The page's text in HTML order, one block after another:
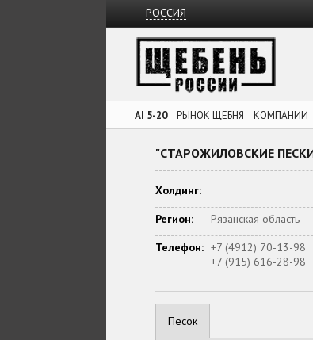
РОССИЯ
AI 5-20 РЫНОК ЩЕБНЯ КОМПАНИИ
"СТАРОЖИЛОВСКИЕ
Холдинг:
Регион:
Рязанская область
Телефон: +7 (4912) 70-13-98
+7 (915) 616-28-98
Песок